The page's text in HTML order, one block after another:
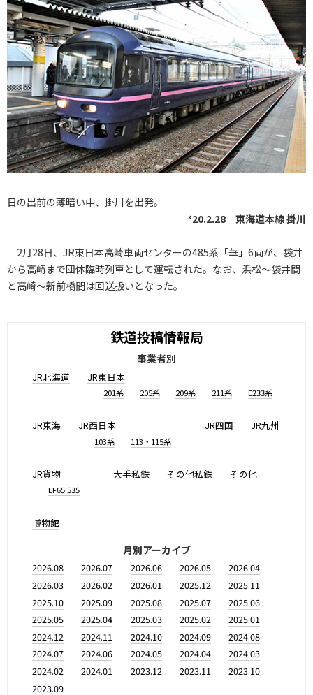
日の出前の薄暗い中、掛川を出発。
‘20.2.28 東海道本線 掛川
2月28日、JR東日本高崎車両センターの485系「華」6両が、袋井
から高崎まで団体臨時列車として運転された。なお、浜松〜袋井間
と高崎〜新前橋間は回送扱いとなった。
鉄道投稿情報局
事業者別
JR北海道 JR東日本
201系 205系 209系 211系 E233系
JR東海 JR西日本
103系 113・115系
JR四国 JR九州
JR貨物
EF65 535
大手私鉄 その他私鉄 その他
博物館
月別アーカイブ
2026.08 2026.07 2026.06 2026.05
2026.04
2026.03
2026.02 2026.01 2025.12
2025.11
2025.10
2025.09 2025.08 2025.07
2025.06
2025.05
2025.04 2025.03 2025.02
2025.01
2024.12
2024.11 2024.10 2024.09
2024.08
2024.07
2024.06 2024.05 2024.04
2024.03
2024.02
2024.01 2023.12 2023.11
2023.10
2023.09